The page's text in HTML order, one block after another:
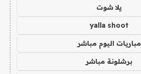
يلا شوت
yalla shoot
مباريات اليوم مباشر
برشلونة مباشر